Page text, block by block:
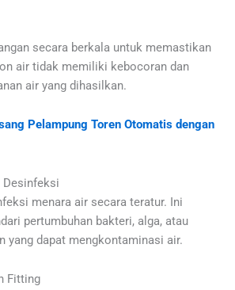
secara berkala untuk memastikan
air tidak memiliki kebocoran dan
air yang dihasilkan.
Pelampung Toren Otomatis dengan
Desinfeksi
menara air secara teratur. Ini
pertumbuhan bakteri, alga, atau
yang dapat mengkontaminasi air.
Fitting